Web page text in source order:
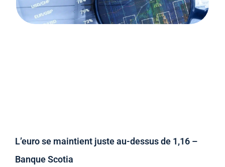
L’euro se maintient juste au-dessus de 1,16 –
Banque Scotia